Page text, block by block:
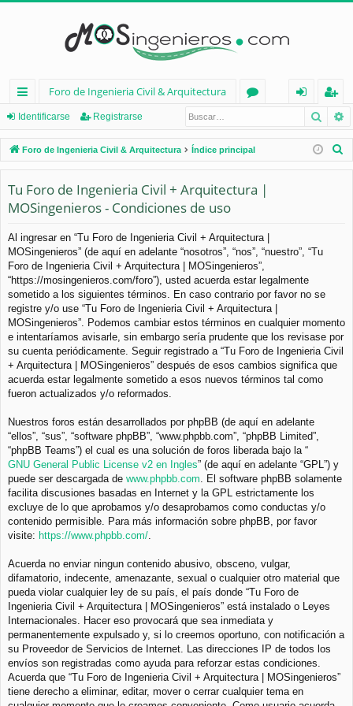
nl
ac
es
rá
pi
d
os
Foro de Ingenieria Civil & Arquitectura
os
nt
ifi
eg
ist
ra
Identificarse Registrarse
Foro de Ingenieria Civil & Arquitectura Índice principal
Tu Foro de Ingenieria Civil + Arquitectura |
MOSingenieros - Condiciones de uso
Al ingresar en “Tu Foro de Ingenieria Civil + Arquitectura |
MOSingenieros” (de aquí en adelante “nosotros”, “nos”, “nuestro”, “Tu
Foro de Ingenieria Civil + Arquitectura | MOSingenieros”,
“https://mosingenieros.com/foro”), usted acuerda estar legalmente
sometido a los siguientes términos. En caso contrario por favor no se
registre y/o use “Tu Foro de Ingenieria Civil + Arquitectura |
MOSingenieros”. Podemos cambiar estos términos en cualquier momento
e intentaríamos avisarle, sin embargo sería prudente que los revisase por
su cuenta periódicamente. Seguir registrado a “Tu Foro de Ingenieria Civil
+ Arquitectura | MOSingenieros” después de esos cambios significa que
acuerda estar legalmente sometido a esos nuevos términos tal como
fueron actualizados y/o reformados.
Nuestros foros están desarrollados por phpBB (de aquí en adelante
“ellos”, “sus”, “software phpBB”, “www.phpbb.com”, “phpBB Limited”,
“phpBB Teams”) el cual es una solución de foros liberada bajo la “
GNU General Public License v2 en Ingles” (de aquí en adelante “GPL”) y
puede ser descargada de www.phpbb.com . El software phpBB solamente
facilita discusiones basadas en Internet y la GPL estrictamente los
excluye de lo que aprobamos y/o desaprobamos como conductas y/o
contenido permisible. Para más información sobre phpBB, por favor
visite: https://www.phpbb.com/
Acuerda no enviar ningun contenido abusivo, obsceno, vulgar,
difamatorio, indecente, amenazante, sexual o cualquier otro material que
pueda violar cualquier ley de su país, el país donde “Tu Foro de
Ingenieria Civil + Arquitectura | MOSingenieros” está instalado o Leyes
Internacionales. Hacer eso provocará que sea inmediata y
permanentemente expulsado y, si lo creemos oportuno, con notificación a
su Proveedor de Servicios de Internet. Las direcciones IP de todos los
envíos son registradas como ayuda para reforzar estas condiciones.
Acuerda que “Tu Foro de Ingenieria Civil + Arquitectura | MOSingenieros”
tiene derecho a eliminar, editar, mover o cerrar cualquier tema en